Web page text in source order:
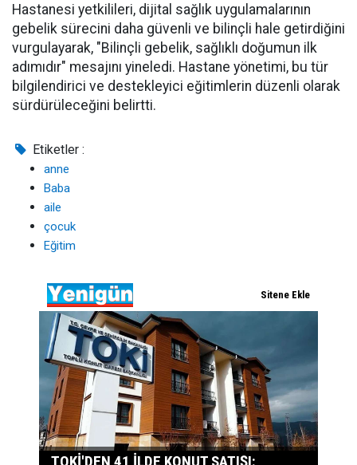
Hastanesi yetkilileri, dijital sağlık uygulamalarının
gebelik sürecini daha güvenli ve bilinçli hale getirdiğini
vurgulayarak, "Bilinçli gebelik, sağlıklı doğumun ilk
adımıdır" mesajını yineledi. Hastane yönetimi, bu tür
bilgilendirici ve destekleyici eğitimlerin düzenli olarak
sürdürüleceğini belirtti.
Etiketler :
anne
Baba
aile
çocuk
Eğitim